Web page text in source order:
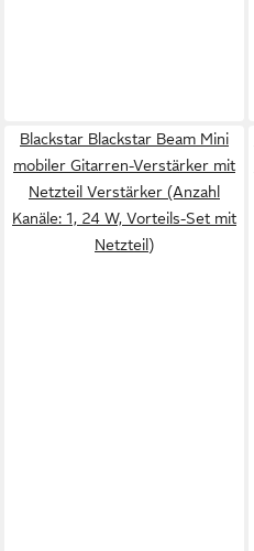
Blackstar Blackstar Beam Mini
mobiler Gitarren-Verstärker mit
Netzteil Verstärker (Anzahl
Kanäle: 1, 24 W, Vorteils-Set mit
Netzteil)